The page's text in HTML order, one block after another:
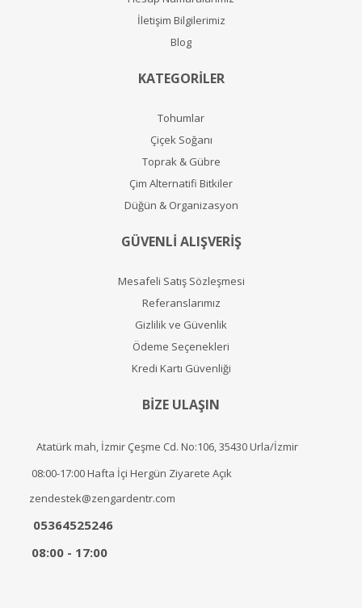
İletişim Bilgilerimiz
Blog
KATEGORİLER
Tohumlar
Çiçek Soğanı
Toprak & Gübre
Çim Alternatifi Bitkiler
Düğün & Organizasyon
GÜVENLİ ALIŞVERİŞ
Mesafeli Satış Sözleşmesi
Referanslarımız
Gizlilik ve Güvenlik
Ödeme Seçenekleri
Kredi Kartı Güvenliği
BİZE ULAŞIN
Atatürk mah, İzmir Çeşme Cd. No:106, 35430 Urla/İzmir
08:00-17:00 Hafta İçi Hergün Ziyarete Açık
zendestek@zengardentr.com
05364525246
08:00 - 17:00